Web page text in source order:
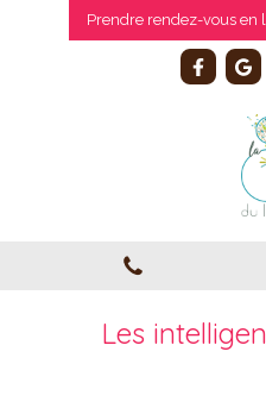
Prendre rendez-vous en
Les